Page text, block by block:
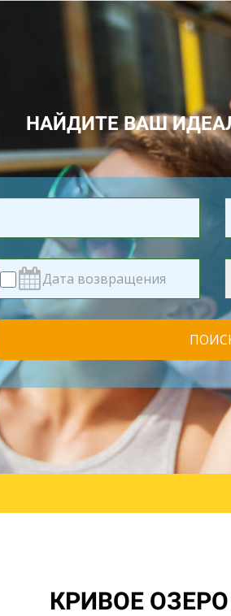
НАЙДИТЕ ВАШ
КРИВОЕ